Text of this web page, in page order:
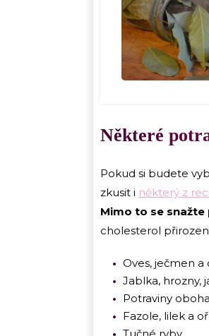
Některé
Pokud si budete
zkusit i některý z
Mimo to se
cholesterol
Oves, ječmen a
Jablka, hrozny,
Potraviny
Fazole, lilek a